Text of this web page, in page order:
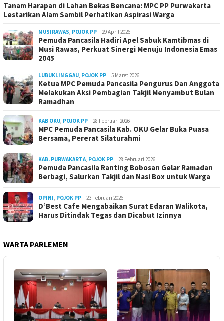
Tanam Harapan di Lahan Bekas Bencana: MPC PP Purwakarta
Lestarikan Alam Sambil Perhatikan Aspirasi Warga
MUSIRAWAS, POJOK PP 29 April 2026
Pemuda Pancasila Hadiri Apel Sabuk Kamtibmas di
Musi Rawas, Perkuat Sinergi Menuju Indonesia Emas
2045
LUBUKLINGGAU, POJOK PP 5 Maret 2026
Ketua MPC Pemuda Pancasila Pengurus Dan Anggota
Melakukan Aksi Pembagian Takjil Menyambut Bulan
Ramadhan
KAB OKU, POJOK PP 28 Februari 2026
MPC Pemuda Pancasila Kab. OKU Gelar Buka Puasa
Bersama, Pererat Silaturahmi
KAB. PURWAKARTA, POJOK PP 28 Februari 2026
Pemuda Pancasila Ranting Bobosan Gelar Ramadan
Berbagi, Salurkan Takjil dan Nasi Box untuk Warga
OPINI, POJOK PP 23 Februari 2026
D’Best Cafe Mengabaikan Surat Edaran Walikota,
Harus Ditindak Tegas dan Dicabut Izinnya
WARTA PARLEMEN